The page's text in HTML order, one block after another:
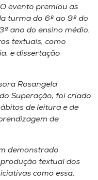
evento premiou as
turma do 6º ao 9º do
ano do ensino médio.
textuais, como
e dissertação
Rosangela
Superação, foi criado
de leitura e de
de
demonstrado
textual dos
como essa,